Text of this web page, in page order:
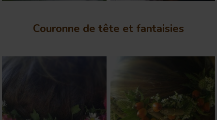
Couronne de tête et fantaisies